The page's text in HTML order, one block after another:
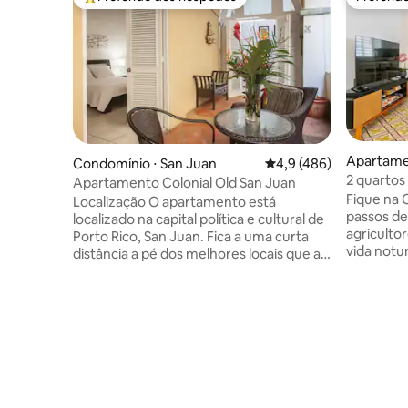
Entre os melhores preferidos dos hóspedes
Condomínio ⋅ San Juan 4,9 de uma avaliação
4,9 (486)
Apartamento Colonial Old San Juan
Localização O apartamento está
localizado na capital política e cultural de
Porto Rico, San Juan. Fica a uma curta
distância a pé dos melhores locais que a
2 quartos
Caixa
Fique na
passos
vida